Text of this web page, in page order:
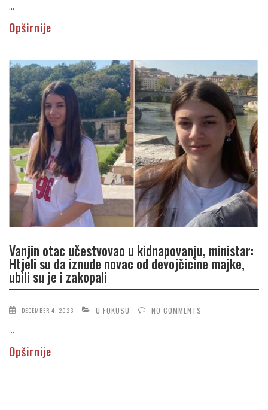
...
Opširnije
Vanjin otac učestvovao u kidnapovanju, ministar:
Htjeli su da iznude novac od devojčicine majke,
ubili su je i zakopali
DECEMBER 4, 2023 U FOKUSU NO COMMENTS
...
Opširnije